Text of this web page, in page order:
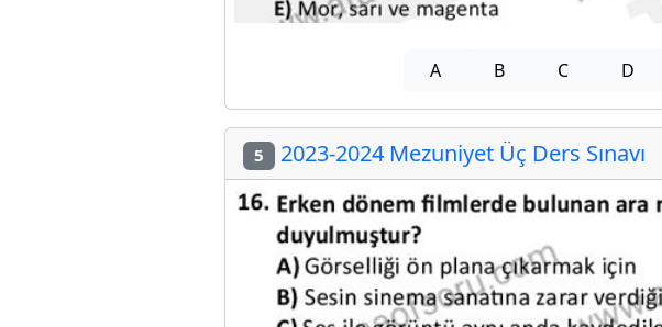
A B C D
5 2023-2024 Mezuniyet Üç Ders Sınavı